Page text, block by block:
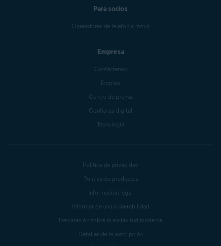
Para socios
Operadores de telefonía móvil
Empresa
Contáctenos
Empleo
Centro de prensa
Confianza digital
Tecnología
Política de privacidad
Política de productos
Información legal
Informar de una vulnerabilidad
Declaración sobre la esclavitud moderna
Detalles de la suscripción